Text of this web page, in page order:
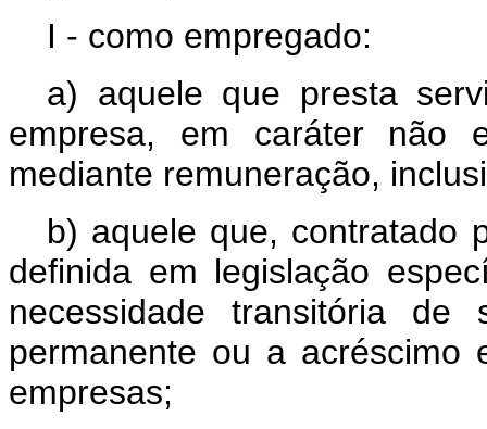
I - como empregado:
a) aquele que presta
empresa, em caráter não
mediante remuneração,
b) aquele que, contratado
definida em legislação
necessidade transitória
permanente ou a acréscimo
empresas;